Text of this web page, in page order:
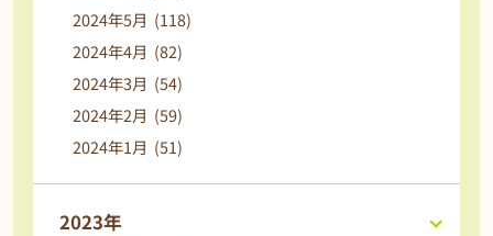
2024年5月 (118)
2024年4月 (82)
2024年3月 (54)
2024年2月 (59)
2024年1月 (51)
2023年